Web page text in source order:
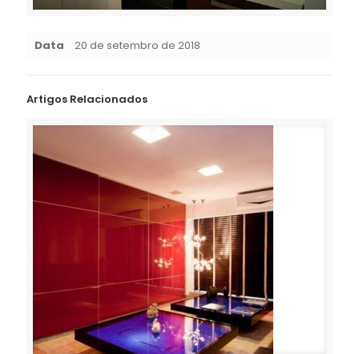
Data 20 de setembro de 2018
Artigos Relacionados